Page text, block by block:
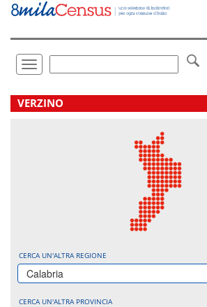
Vai
direttamente
Toggle
navigation
.
VERZINO
CERCA UN'ALTRA REGIONE
Calabria
CERCA UN'ALTRA PROVINCIA